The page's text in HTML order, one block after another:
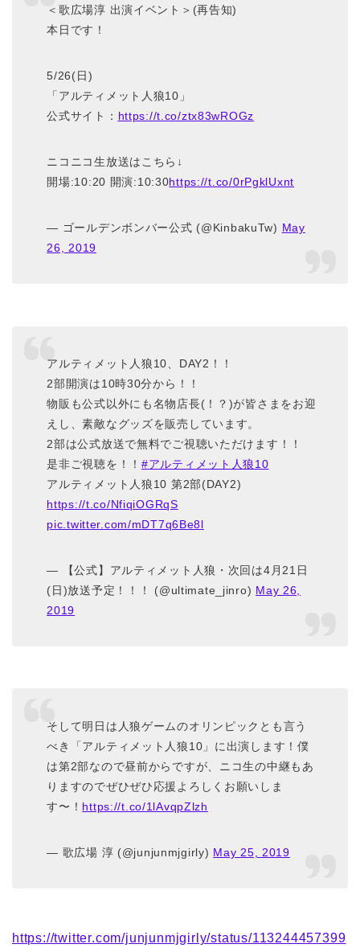
＜歌広場淳 出演イベント＞(再告知)
本日です！
5/26(日)
「アルティメット人狼10」
公式サイト： https://t.co/ztx83wROGz
ニコニコ生放送はこちら↓
開場:10:20 開演:10:30https://t.co/0rPgklUxnt
— ゴールデンボンバー公式 (@KinbakuTw) May
26, 2019
アルティメット人狼10、DAY2！！
2部開演は10時30分から！！
物販も公式以外にも名物店長(！？)が皆さまをお迎
えし、素敵なグッズを販売しています。
2部は公式放送で無料でご視聴いただけます！！
是非ご視聴を！！ #アルティメット人狼10
アルティメット人狼10 第2部(DAY2)
https://t.co/NfiqiOGRqS
pic.twitter.com/mDT7q6Be8l
— 【公式】アルティメット人狼・次回は4月21日
(日)放送予定！！！ (@ultimate_jinro) May 26,
2019
そして明日は人狼ゲームのオリンピックとも言う
べき「アルティメット人狼10」に出演します！僕
は第2部なので昼前からですが、ニコ生の中継もあ
りますのでぜひぜひ応援よろしくお願いしま
す〜！ https://t.co/1lAvqpZlzh
— 歌広場 淳 (@junjunmjgirly) May 25, 2019
https://twitter.com/junjunmjgirly/status/113244457399